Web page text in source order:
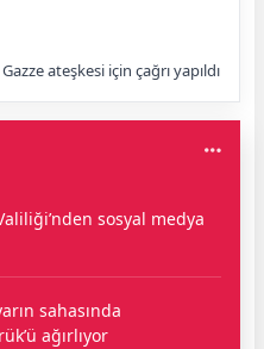
ateşkesi için çağrı yapıldı
sosyal medya
sahasında
ağırlıyor